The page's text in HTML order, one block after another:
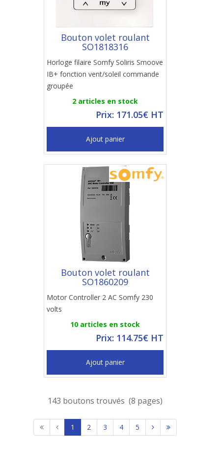
Bouton volet roulant
SO1818316
Horloge filaire Somfy Soliris Smoove
IB+ fonction vent/soleil commande
groupée
2 articles en stock
Prix: 171.05€ HT
Ajout panier
Bouton volet roulant
SO1860209
Motor Controller 2 AC Somfy 230
volts
10 articles en stock
Prix: 114.75€ HT
Ajout panier
143 boutons trouvés (8 pages)
1 2 3 4 5